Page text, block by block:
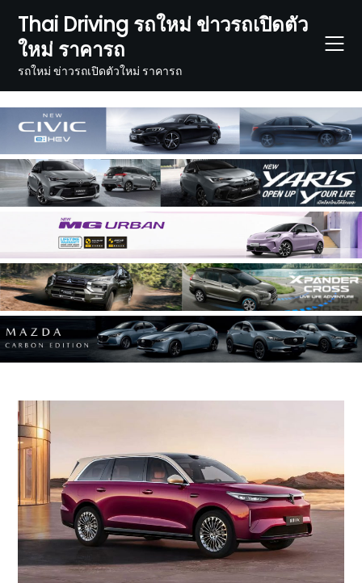
content
Thai Driving รถใหม่ ข่าวรถเปิดตัว
ใหม่ ราคารถ
รถใหม่ ข่าวรถเปิดตัวใหม่ ราคารถ